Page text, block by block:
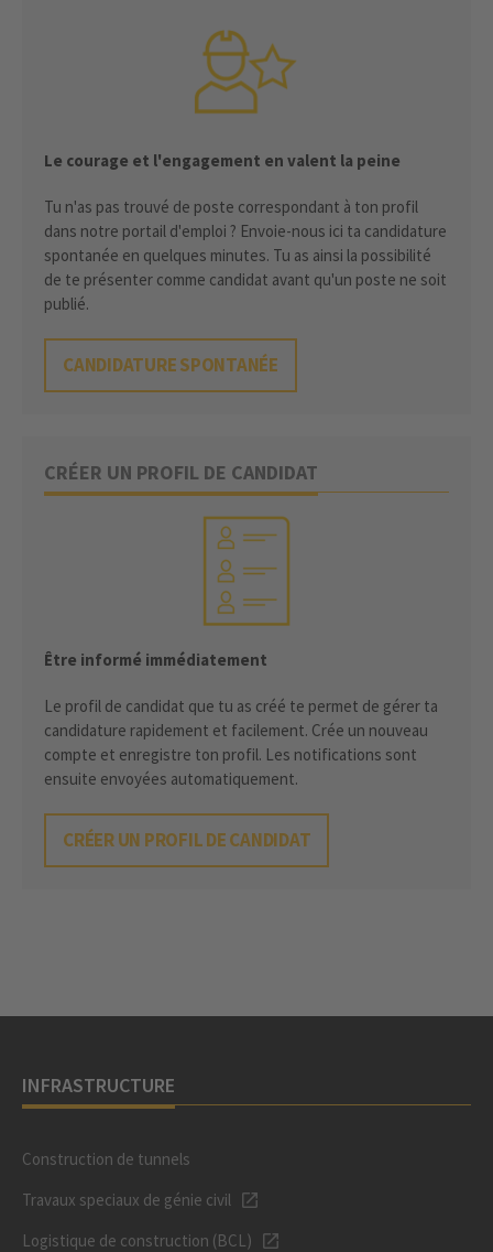
Le courage et l'engagement en valent la peine
Tu n'as pas trouvé de poste correspondant à ton profil
dans notre portail d'emploi ? Envoie-nous ici ta candidature
spontanée en quelques minutes. Tu as ainsi la possibilité
de te présenter comme candidat avant qu'un poste ne soit
publié.
CANDIDATURE SPONTANÉE
CRÉER UN PROFIL DE CANDIDAT
Être informé immédiatement
Le profil de candidat que tu as créé te permet de gérer ta
candidature rapidement et facilement. Crée un nouveau
compte et enregistre ton profil. Les notifications sont
ensuite envoyées automatiquement.
CRÉER UN PROFIL DE CANDIDAT
INFRASTRUCTURE
Construction de tunnels
Travaux speciaux de génie civil
Logistique de construction (BCL)